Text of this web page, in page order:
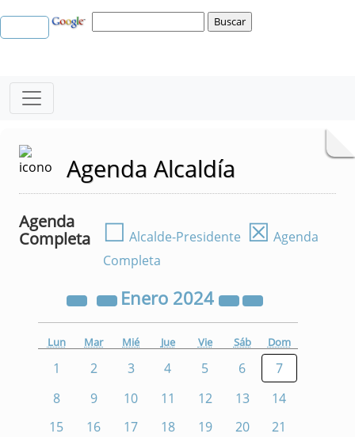
Agenda Alcaldía
Agenda
Completa
☐ Alcalde-Presidente ☒ Agenda
Completa
Enero 2024
Lun Mar Mié Jue Vie Sáb Dom
1 2 3 4 5 6
7
8
9 10 11 12 13
14
15
16 17 18 19 20
21